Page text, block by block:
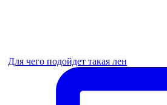
Для чего подойдет такая лен